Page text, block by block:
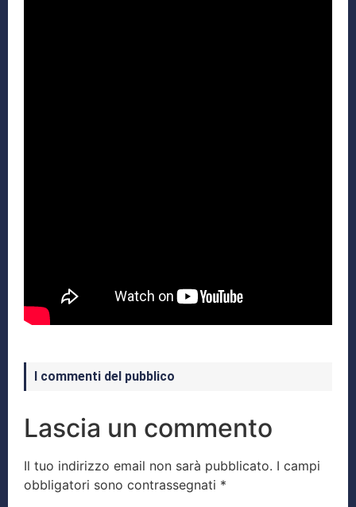
I commenti del pubblico
Lascia un commento
Il tuo indirizzo email non sarà pubblicato. I campi
obbligatori sono contrassegnati *